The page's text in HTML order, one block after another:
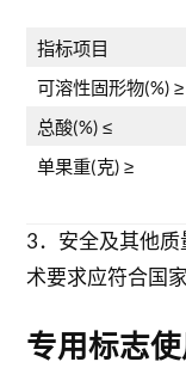
指标项目
可溶性固形物(%) ≥
总酸(%) ≤
单果重(克) ≥
3．安全及其他
术要求应符合国
专用标志